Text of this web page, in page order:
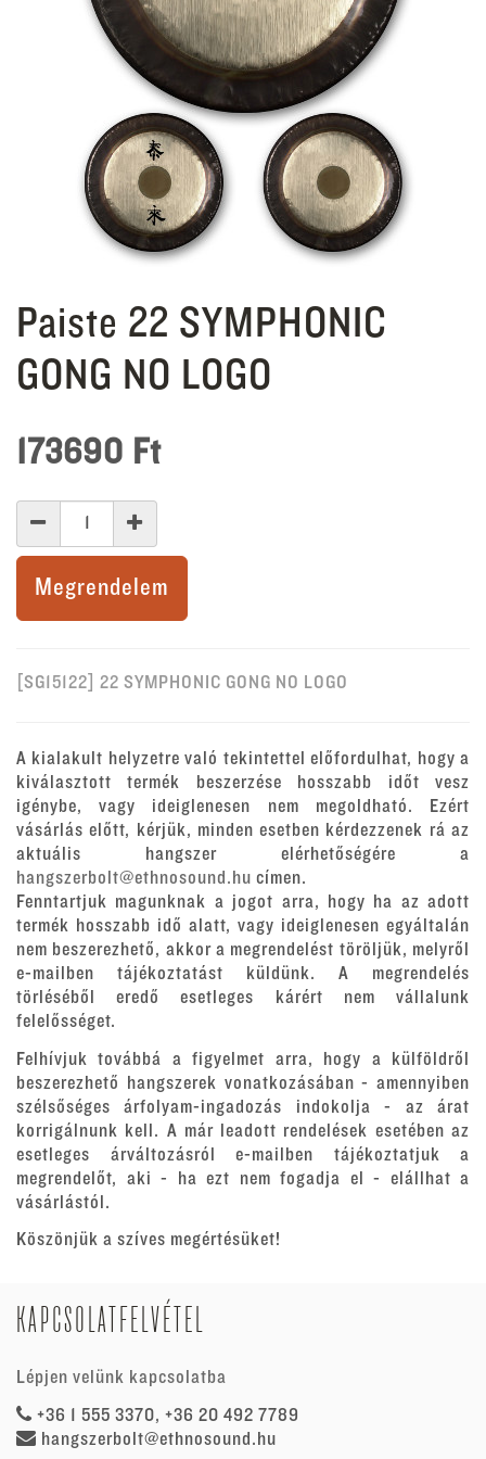
Paiste 22 SYMPHONIC
GONG NO LOGO
173690 Ft
Megrendelem
[SG15122] 22 SYMPHONIC GONG NO LOGO
A kialakult helyzetre való tekintettel előfordulhat, hogy a
kiválasztott termék beszerzése hosszabb időt vesz
igénybe, vagy ideiglenesen nem megoldható. Ezért
vásárlás előtt, kérjük, minden esetben kérdezzenek rá az
aktuális hangszer elérhetőségére a
hangszerbolt@ethnosound.hu címen.
Fenntartjuk magunknak a jogot arra, hogy ha az adott
termék hosszabb idő alatt, vagy ideiglenesen egyáltalán
nem beszerezhető, akkor a megrendelést töröljük, melyről
e-mailben tájékoztatást küldünk. A megrendelés
törléséből eredő esetleges kárért nem vállalunk
felelősséget.
Felhívjuk továbbá a figyelmet arra, hogy a külföldről
beszerezhető hangszerek vonatkozásában - amennyiben
szélsőséges árfolyam-ingadozás indokolja - az árat
korrigálnunk kell. A már leadott rendelések esetében az
esetleges árváltozásról e-mailben tájékoztatjuk a
megrendelőt, aki - ha ezt nem fogadja el - elállhat a
vásárlástól.
Köszönjük a szíves megértésüket!
KAPCSOLATFELVÉTEL
Lépjen velünk kapcsolatba
+36 1 555 3370, +36 20 492 7789
hangszerbolt@ethnosound.hu